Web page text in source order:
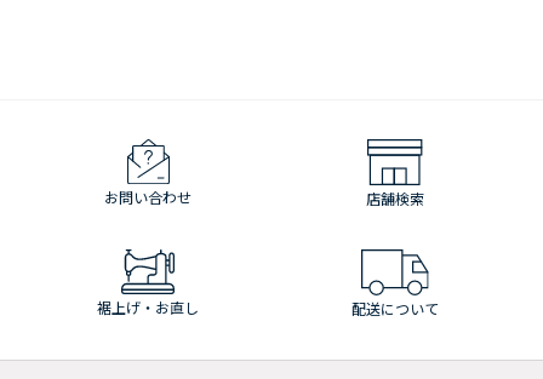
お問い合わせ 店舗検索
裾上げ・お直し 配送について